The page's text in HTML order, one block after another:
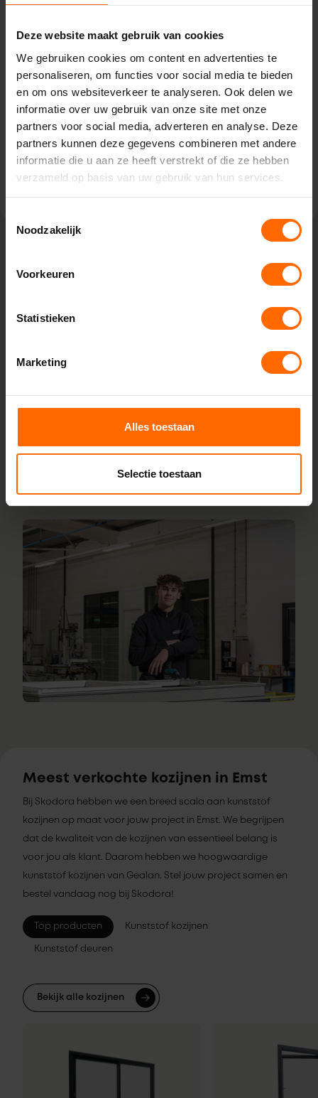
Deze website maakt gebruik van cookies
We gebruiken cookies om content en advertenties te
personaliseren, om functies voor social media te bieden
en om ons websiteverkeer te analyseren. Ook delen we
informatie over uw gebruik van onze site met onze
partners voor social media, adverteren en analyse. Deze
partners kunnen deze gegevens combineren met andere
informatie die u aan ze heeft verstrekt of die ze hebben
verzameld op basis van uw gebruik van hun services.
Noodzakelijk
Voorkeuren
Statistieken
Marketing
Alles toestaan
Selectie toestaan
Selecteren als mijn vestiging
Lokaal geproduceerd in onze eigen
bron, zonder tussenhandelaren. Met onze fabrieken in
korte productietijden en topkwaliteit. Wij maken kunststof
online en wij leveren ze vanaf vijf werkdagen af bij een van
altijd voor je klaar.
Meest verkochte kozijnen in Emst
Bij Skodora hebben we een breed scala aan kunststof
kozijnen op maat voor jouw project in Emst. We begrijpen
dat de kwaliteit van de kozijnen van essentieel belang is
voor jou als klant. Daarom hebben we hoogwaardige
kunststof kozijnen van Gealan. Stel jouw project samen en
bestel vandaag nog bij Skodora!
Top producten Kunststof kozijnen
Kunststof deuren
Bekijk alle kozijnen